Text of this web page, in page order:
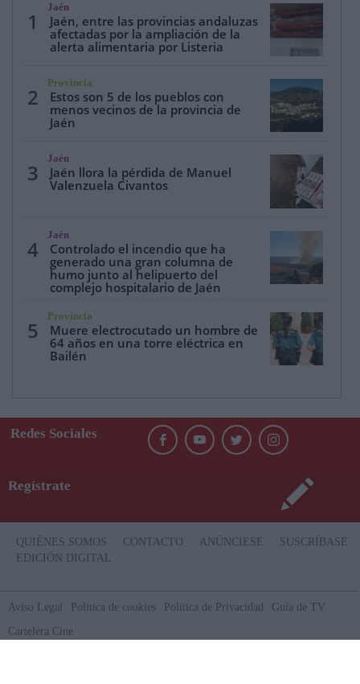
1
Jaén
Jaén, entre las provincias andaluzas
afectadas por la ampliación de la
alerta alimentaria por Listeria
2
Provincia
Estos son 5 de los pueblos con
menos vecinos de la provincia de
Jaén
3
Jaén
Jaén llora la pérdida de Manuel
Valenzuela Civantos
4
Jaén
Controlado el incendio que ha
generado una gran columna de
humo junto al helipuerto del
complejo hospitalario de Jaén
5
Provincia
Muere electrocutado un hombre de
64 años en una torre eléctrica en
Bailén
Redes Sociales
Regístrate
QUIÉNES SOMOS CONTACTO ANÚNCIESE
SUSCRÍBASE
EDICIÓN DIGITAL
Aviso Legal Politica de cookies Política de Privacidad
Guía de TV
Cartelera Cine